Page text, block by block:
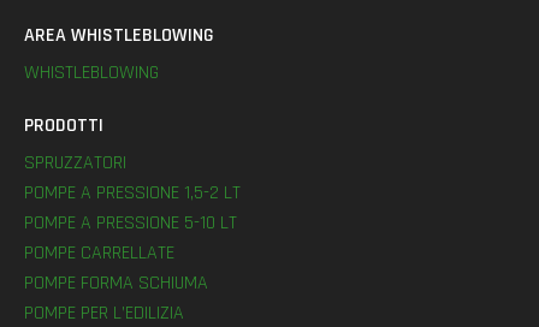
AREA WHISTLEBLOWING
WHISTLEBLOWING
PRODOTTI
SPRUZZATORI
POMPE A PRESSIONE 1,5-2 LT
POMPE A PRESSIONE 5-10 LT
POMPE CARRELLATE
POMPE FORMA SCHIUMA
POMPE PER L’EDILIZIA